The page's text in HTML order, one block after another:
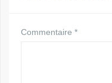
Commentaire *